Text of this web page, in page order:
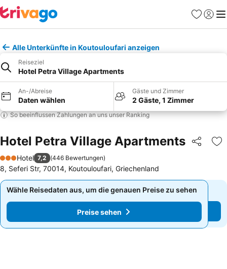
Favoriten
Alle Unterkünfte in Koutouloufari anzeigen
Reiseziel
Hotel Petra Village Apartments
An-/Abreise
Daten wählen
Gäste und Zimmer
2 Gäste, 1 Zimmer
So beeinflussen Zahlungen an uns unser Ranking
Hotel Petra Village Apartments Teilen
3 Sterne
Hotel 7,2 (446 Bewertungen)
8, Seferi Str, 70014, Koutouloufari, Griechenland
Wähle Reisedaten aus, um die genauen Preise zu sehen
Preise sehen
Wähle Reisedaten aus, um die genauen Preise zu sehen
Preise sehen